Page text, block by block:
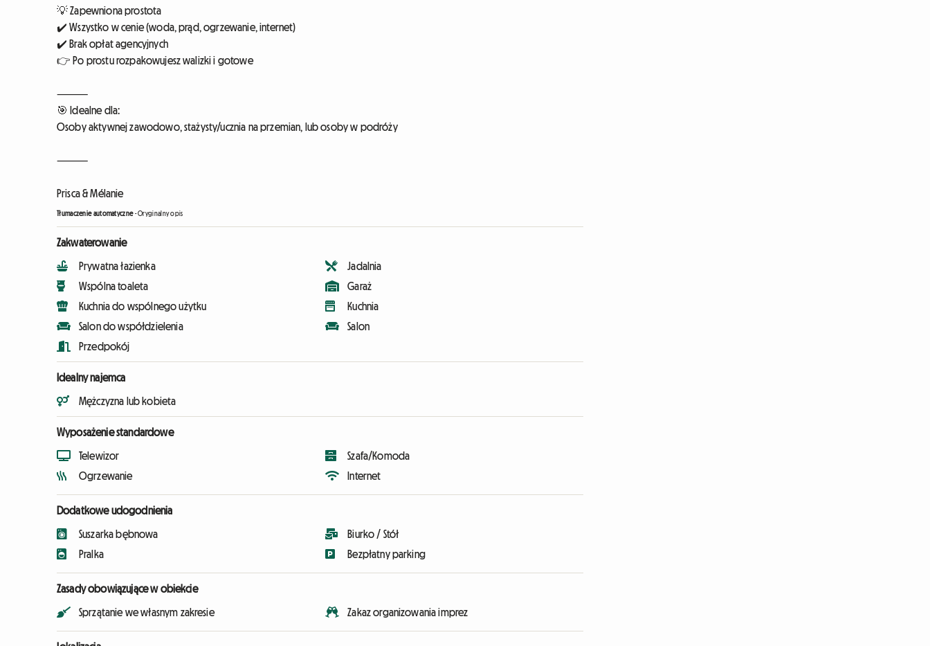
💡 Zapewniona prostota
✔️ Wszystko w cenie (woda, prąd, ogrzewanie, internet)
✔️ Brak opłat agencyjnych
👉 Po prostu rozpakowujesz walizki i gotowe
⸻
🎯 Idealne dla:
Osoby aktywnej zawodowo, stażysty/ucznia na przemian, lub osoby w podróży
⸻
Prisca & Mélanie
Tłumaczenie automatyczne-Oryginalny opis
Zakwaterowanie
Prywatna łazienka
Wspólna toaleta
Kuchnia do wspólnego użytku
Salon do współdzielenia
Przedpokój
Jadalnia
Garaż
Kuchnia
Salon
Idealny najemca
Mężczyzna lub kobieta
Wyposażenie standardowe
Telewizor
Ogrzewanie
Szafa/Komoda
Internet
Dodatkowe udogodnienia
Suszarka bębnowa
Pralka
Biurko / Stół
Bezpłatny parking
Zasady obowiązujące w obiekcie
Sprzątanie we własnym zakresie Zakaz organizowania imprez